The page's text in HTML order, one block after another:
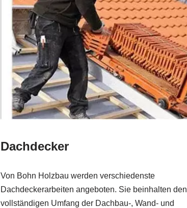
Dachdecker
Von Bohn Holzbau werden verschiedenste
Dachdeckerarbeiten angeboten. Sie beinhalten den
vollständigen Umfang der Dachbau-, Wand- und